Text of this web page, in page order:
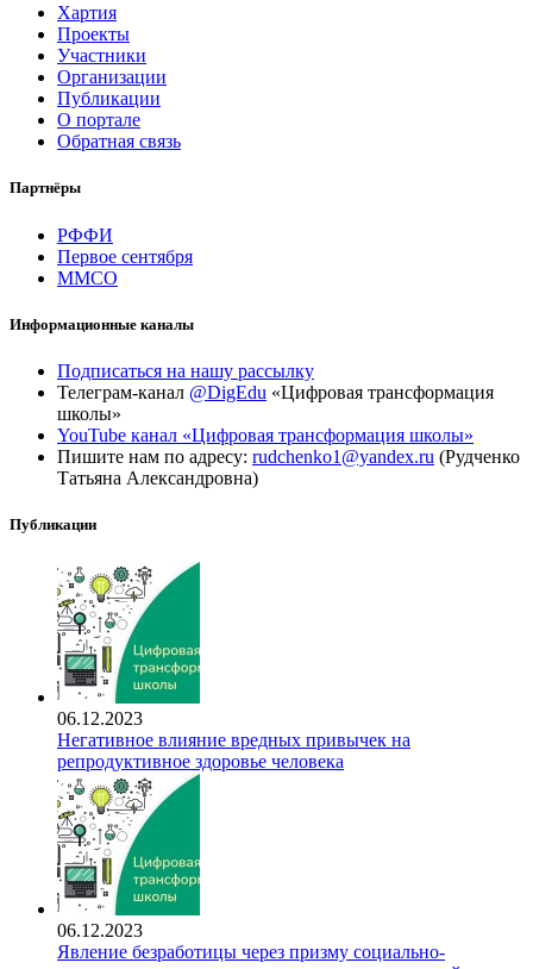
Хартия
Проекты
Участники
Организации
Публикации
О портале
Обратная связь
Партнёры
РФФИ
Первое сентября
ММСО
Информационные каналы
Подписаться на нашу рассылку
Телеграм-канал @DigEdu «Цифровая трансформация
школы»
YouTube канал «Цифровая трансформация школы»
Пишите нам по адресу: rudchenko1@yandex.ru (Рудченко
Татьяна Александровна)
Публикации
06.12.2023
Негативное влияние вредных привычек на
репродуктивное здоровье человека
06.12.2023
Явление безработицы через призму социально-